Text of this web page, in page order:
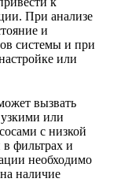
При анализе
и
системы и при
или
вызвать
или
с низкой
фильтрах и
необходимо
наличие